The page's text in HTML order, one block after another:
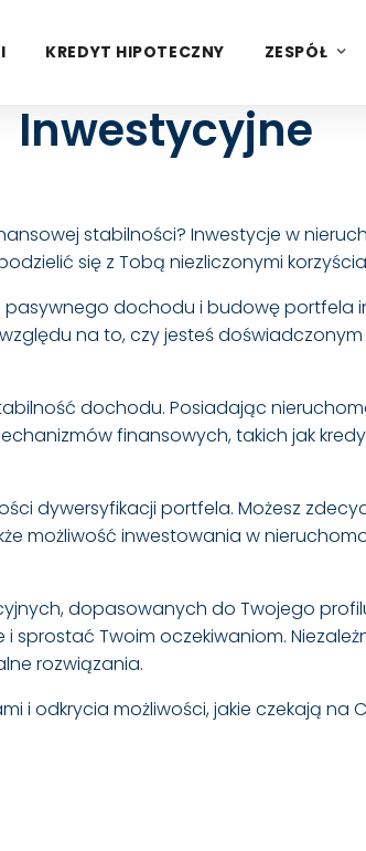
KREDYT HIPOTECZNY ZESPÓŁ
Inwestycyjne
stabilności? Inwestycje w
się z Tobą niezliczonymi
dochodu i budowę portfela
na to, czy jesteś
dochodu. Posiadając
finansowych, takich jak
dywersyfikacji portfela. Możesz
możliwość inwestowania w
dopasowanych do Twojego
Twoim oczekiwaniom.
rozwiązania.
i odkrycia możliwości, jakie czekają na